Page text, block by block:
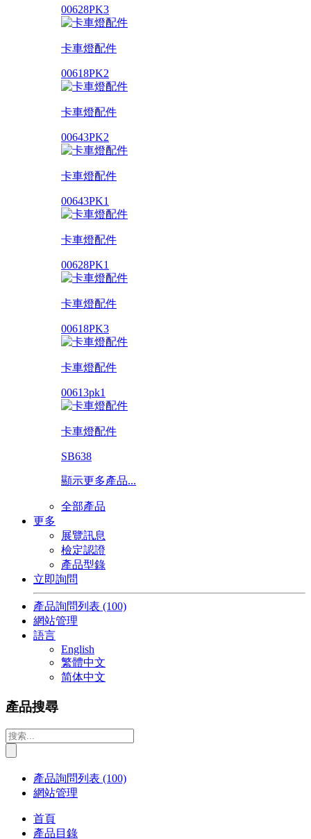
00628PK3
卡車燈配件
00618PK2
卡車燈配件
00643PK2
卡車燈配件
00643PK1
卡車燈配件
00628PK1
卡車燈配件
00618PK3
卡車燈配件
00613pk1
卡車燈配件
SB638
顯示更多產品...
全部產品
更多
展覽訊息
檢定認證
產品型錄
立即詢問
產品詢問列表 (100)
網站管理
語言
English
繁體中文
简体中文
產品搜尋
產品詢問列表 (100)
網站管理
首頁
產品目錄